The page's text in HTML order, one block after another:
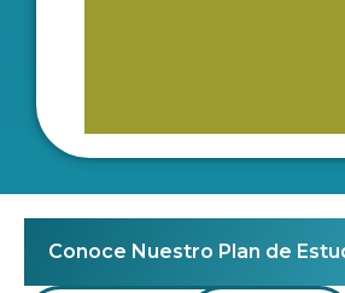
Conoce Nuestro Plan de